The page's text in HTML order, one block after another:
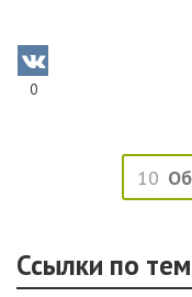
0
10
Ссылки по